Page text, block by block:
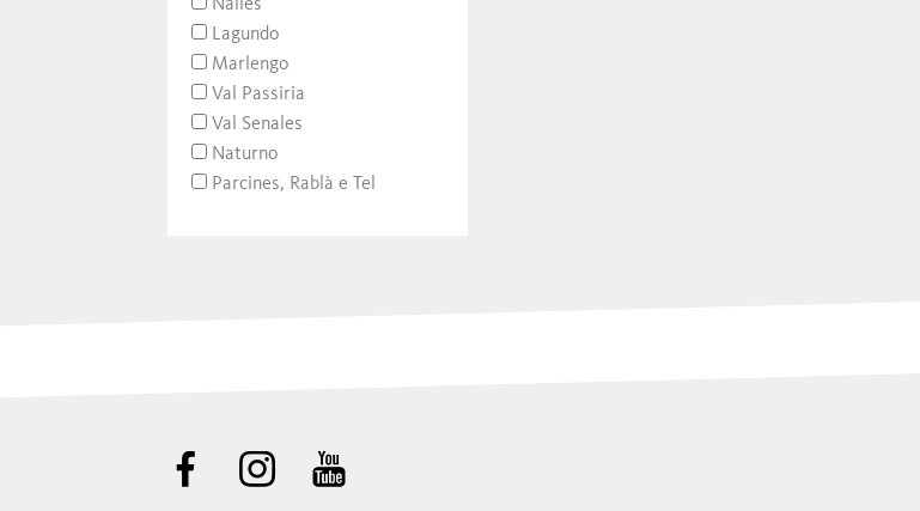
Nalles
Lagundo
Marlengo
Val Passiria
Val Senales
Naturno
Parcines, Rablà e Tel